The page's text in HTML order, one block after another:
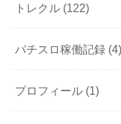
トレクル (122)
パチスロ稼働記録 (4)
プロフィール (1)